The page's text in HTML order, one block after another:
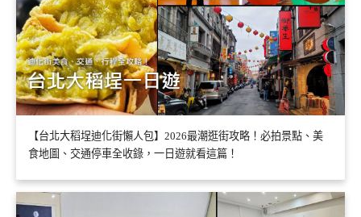
【台北大稻埕迪化街懶人包】2026最潮逛街攻略！必拍景點、美
食地圖、交通停車全收錄，一日遊就看這篇！